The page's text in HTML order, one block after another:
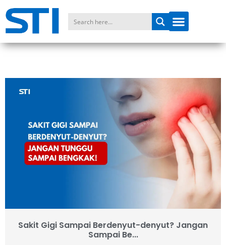
Sakit Gigi Sampai Berdenyut-denyut? Jangan
Sampai Be...